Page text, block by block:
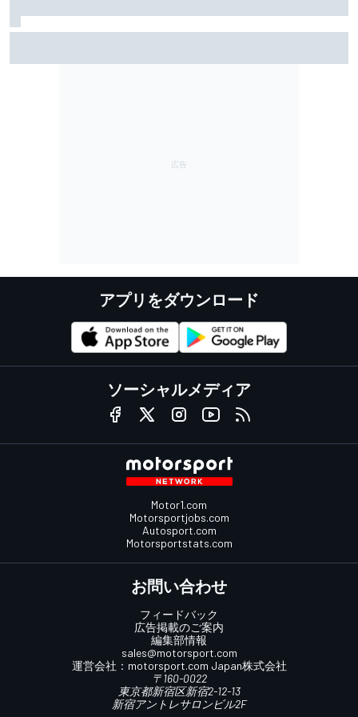
アプリをダウンロード
ソーシャルメディア
Motor1.com
Motorsportjobs.com
Autosport.com
Motorsportstats.com
お問い合わせ
フィードバック
広告掲載のご案内
編集部情報
sales@motorsport.com
運営会社： motorsport.com Japan株式会社
〒160-0022
東京都新宿区新宿2-12-13
新宿アントレサロンビル2F